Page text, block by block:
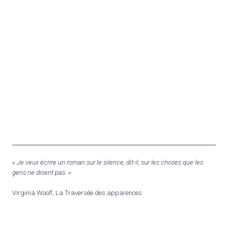
« Je veux écrire un roman sur le silence, dit-il, sur les choses que les
gens ne disent pas. »
Virginia Woolf, La Traversée des apparences